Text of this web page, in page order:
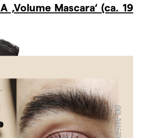
‚Volume Mascara‘ (ca. 19